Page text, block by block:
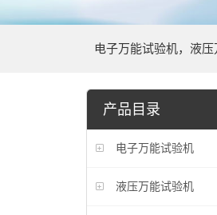
电子万能试验机，液
产品目录
电子万能试验机
液压万能试验机